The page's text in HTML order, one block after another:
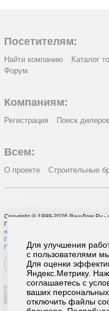
Посетителям:
Найти компанию Каталог
Форум
Компаниям:
Регистрация Поиск
Всем:
О проекте Строительные
Copyright © 1999-2026 ВашДом.Ру -
По вопросам связанным с работой
поддержки
Политика в отношении обработки
Пользовательское соглашение
Для улучшения
с пользователями
Для оценки
Яндекс.Метрику.
соглашаетесь с
ваших
отключить файлы